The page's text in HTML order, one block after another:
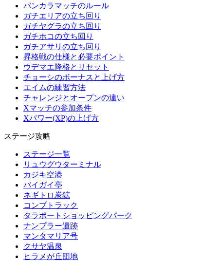
バンカラマッチのルール
ガチエリアの立ち回り
ガチヤグラの立ち回り
ガチホコの立ち回り
ガチアサリの立ち回り
昇格戦の仕様と必要ポイント
ウデマエ降格とリセット
チョーシのボーナスと上げ方
エイムの練習方法
チャレンジとオープンの違い
Xマッチの参加条件
Xパワー(XP)の上げ方
ステージ攻略
ステージ一覧
リュウグウターミナル
カジキ空港
バイガイ亭
ネギトロ炭鉱
コンブトラック
タラポートショッピングパーク
ナンプラー遺跡
マンタマリア号
クサヤ温泉
ヒラメが丘団地